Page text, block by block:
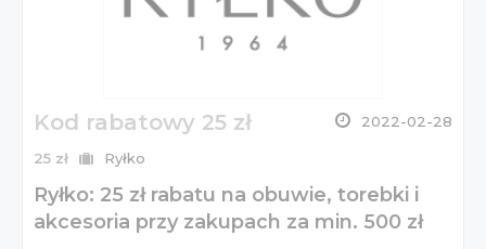
Kod rabatowy 25 zł 2022-02-28
25 zł Ryłko
Ryłko: 25 zł rabatu na obuwie, torebki i
akcesoria przy zakupach za min. 500 zł